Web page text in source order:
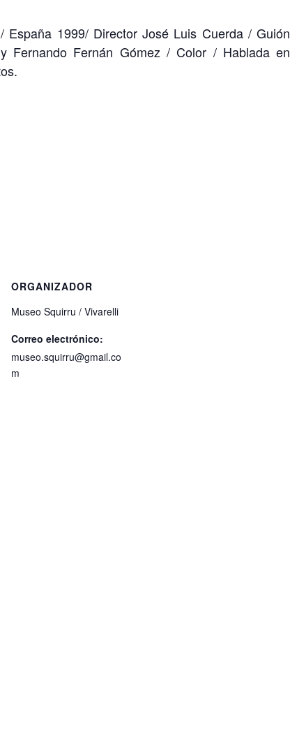
1999/ Director José Luis Cuerda / Guión
Fernando Fernán Gómez / Color / Hablada en
ORGANIZADOR
Museo Squirru / Vivarelli
Correo electrónico:
museo.squirru@gmail.co
m